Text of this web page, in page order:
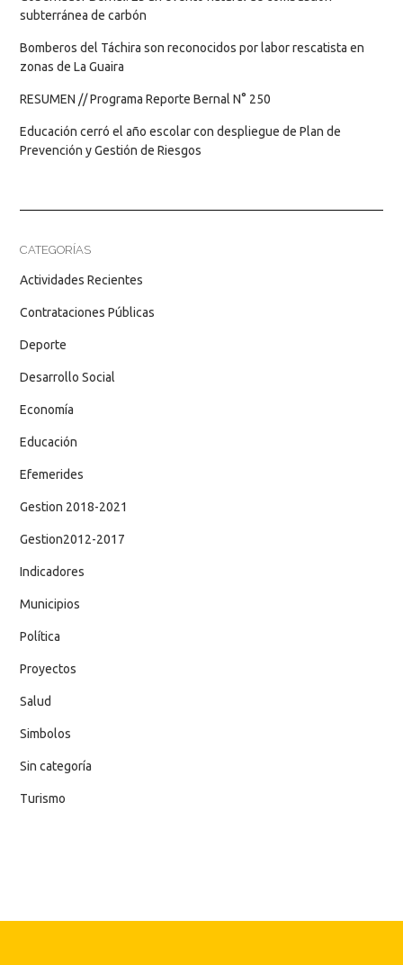
subterránea de carbón
Bomberos del Táchira son reconocidos por labor rescatista en
zonas de La Guaira
RESUMEN // Programa Reporte Bernal N° 250
Educación cerró el año escolar con despliegue de Plan de
Prevención y Gestión de Riesgos
CATEGORÍAS
Actividades Recientes
Contrataciones Públicas
Deporte
Desarrollo Social
Economía
Educación
Efemerides
Gestion 2018-2021
Gestion2012-2017
Indicadores
Municipios
Política
Proyectos
Salud
Simbolos
Sin categoría
Turismo